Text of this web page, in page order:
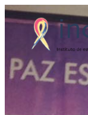
Saltar
al